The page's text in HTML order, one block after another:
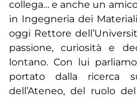
collega… e anche un
in Ingegneria dei
oggi Rettore
passione, curiosità e
lontano. Con lui
portato dalla ricerca
dell’Ateneo, del ruolo